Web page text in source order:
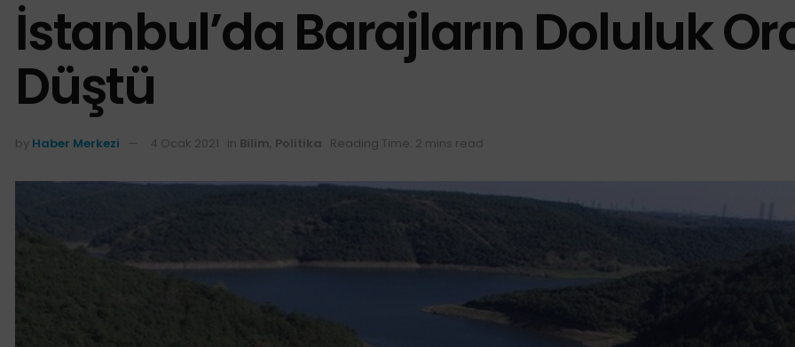
İstanbul’da Barajların Doluluk
Düştü
by Haber Merkezi 4 Ocak 2021 in Bilim Politika Reading Time: 2 mins read